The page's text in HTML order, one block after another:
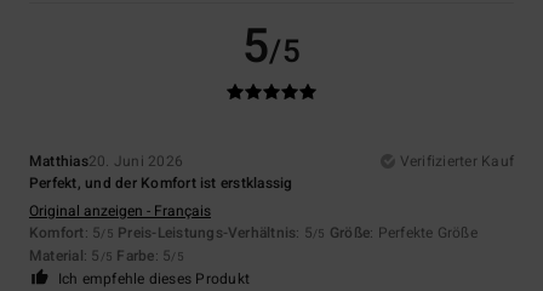
5/5
Matthias20. Juni 2026
Verifizierter Kauf
Perfekt, und der Komfort ist erstklassig
Original anzeigen - Français
Komfort: 5/5 Preis-Leistungs-Verhältnis: 5/5 Größe: Perfekte Größe
Material: 5 /5 Farbe: 5/5
Ich empfehle dieses Produkt